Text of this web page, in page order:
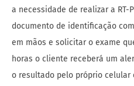
a necessidade de realizar a RT-
documento de identificação
em mãos e solicitar o exame
horas o cliente receberá um
o resultado pelo próprio celular